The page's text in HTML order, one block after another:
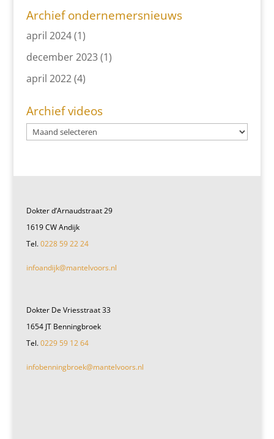
Archief ondernemersnieuws
april 2024(1)
december 2023(1)
april 2022(4)
Archief videos
Dokter d’Arnaudstraat 29
1619 CW Andijk
Tel.0228 59 22 24
infoandijk@mantelvoors.nl
Dokter De Vriesstraat 33
1654 JT Benningbroek
Tel.0229 59 12 64
infobenningbroek@mantelvoors.nl